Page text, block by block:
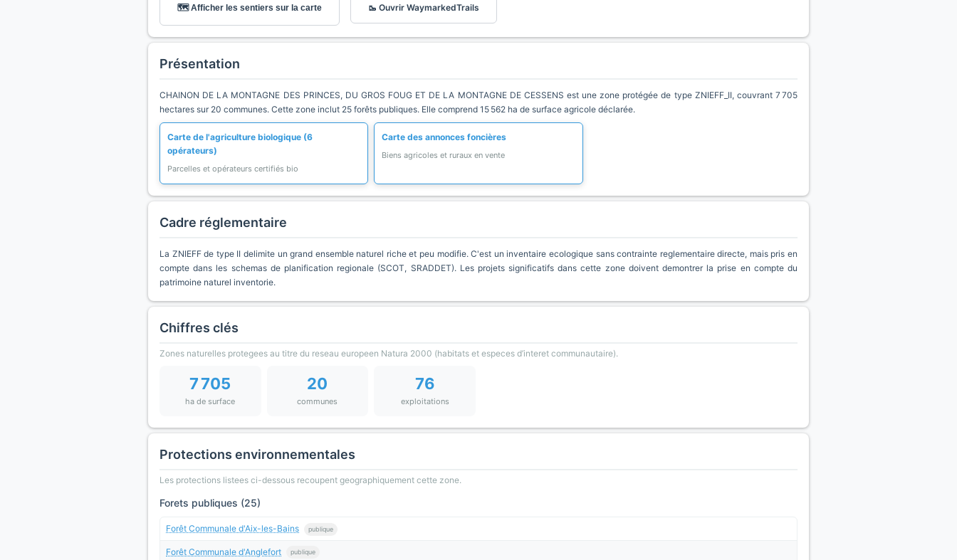
🗺️ Afficher les sentiers sur la carte 🥾 Ouvrir WaymarkedTrails
Présentation
CHAINON DE LA MONTAGNE DES PRINCES, DU GROS FOUG ET DE LA MONTAGNE DE CESSENS est une zone protégée de type ZNIEFF_II, couvrant 7 705
hectares sur 20 communes. Cette zone inclut 25 forêts publiques. Elle comprend 15 562 ha de surface agricole déclarée.
Carte de l'agriculture biologique (6
opérateurs)
Parcelles et opérateurs certifiés bio
Carte des annonces foncières
Biens agricoles et ruraux en vente
Cadre réglementaire
La ZNIEFF de type II delimite un grand ensemble naturel riche et peu modifie. C'est un inventaire ecologique sans contrainte reglementaire directe, mais pris en
compte dans les schemas de planification regionale (SCOT, SRADDET). Les projets significatifs dans cette zone doivent demontrer la prise en compte du
patrimoine naturel inventorie.
Chiffres clés
Zones naturelles protegees au titre du reseau europeen Natura 2000 (habitats et especes d’interet communautaire).
7 705
ha de surface
20
communes
76
exploitations
Protections environnementales
Les protections listees ci-dessous recoupent geographiquement cette zone.
Forets publiques (25)
Forêt Communale d'Aix-les-Bains publique
Forêt Communale d'Anglefort publique